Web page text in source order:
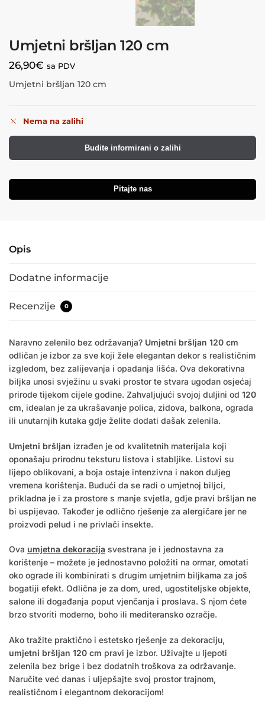
Umjetni bršljan 120 cm
26,90€ sa PDV
Umjetni bršljan 120 cm
Nema na zalihi
Budite informirani o zalihi
Pitajte nas
Opis
Dodatne informacije
Recenzije 0
Naravno zelenilo bez održavanja? Umjetni bršljan 120 cm
odličan je izbor za sve koji žele elegantan dekor s realističnim
izgledom, bez zalijevanja i opadanja lišća. Ova dekorativna
biljka unosi svježinu u svaki prostor te stvara ugodan osjećaj
prirode tijekom cijele godine. Zahvaljujući svojoj duljini od 120
cm, idealan je za ukrašavanje polica, zidova, balkona, ograda
ili unutarnjih kutaka gdje želite dodati dašak zelenila.
Umjetni bršljan izrađen je od kvalitetnih materijala koji
oponašaju prirodnu teksturu listova i stabljike. Listovi su
lijepo oblikovani, a boja ostaje intenzivna i nakon duljeg
vremena korištenja. Budući da se radi o umjetnoj biljci,
prikladna je i za prostore s manje svjetla, gdje pravi bršljan ne
bi uspijevao. Također je odlično rješenje za alergičare jer ne
proizvodi pelud i ne privlači insekte.
Ova umjetna dekoracija svestrana je i jednostavna za
korištenje – možete je jednostavno položiti na ormar, omotati
oko ograde ili kombinirati s drugim umjetnim biljkama za još
bogatiji efekt. Odlična je za dom, ured, ugostiteljske objekte,
salone ili događanja poput vjenčanja i proslava. S njom ćete
brzo stvoriti moderno, boho ili mediteransko ozračje.
Ako tražite praktično i estetsko rješenje za dekoraciju,
umjetni bršljan 120 cm pravi je izbor. Uživajte u ljepoti
zelenila bez brige i bez dodatnih troškova za održavanje.
Naručite već danas i uljepšajte svoj prostor trajnom,
realističnom i elegantnom dekoracijom!